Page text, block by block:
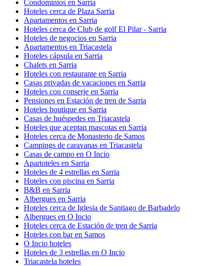
Condominios en Sarria
Hoteles cerca de Plaza Sarria
Apartamentos en Sarria
Hoteles cerca de Club de golf El Pilar - Sarria
Hoteles de negocios en Sarria
Apartamentos en Triacastela
Hoteles cápsula en Sarria
Chalets en Sarria
Hoteles con restaurante en Sarria
Casas privadas de vacaciones en Sarria
Hoteles con conserje en Sarria
Pensiones en Estación de tren de Sarria
Hoteles boutique en Sarria
Casas de huéspedes en Triacastela
Hoteles que aceptan mascotas en Sarria
Hoteles cerca de Monasterio de Samos
Campings de caravanas en Triacastela
Casas de campo en O Incio
Apartoteles en Sarria
Hoteles de 4 estrellas en Sarria
Hoteles con piscina en Sarria
B&B en Sarria
Albergues en Sarria
Hoteles cerca de Iglesia de Santiago de Barbadelo
Albergues en O Incio
Hoteles cerca de Estación de tren de Sarria
Hoteles con bar en Samos
O Incio hoteles
Hoteles de 3 estrellas en O Incio
Triacastela hoteles